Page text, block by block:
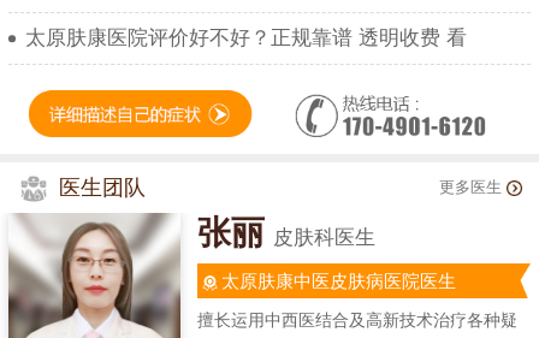
太原肤康医院评价好不好？正规靠谱 透明收费 看
医生团队 更多医生
张丽 皮肤科医生
太原肤康中医皮肤病医院医生
擅长运用中西医结合及高新技术治疗各种疑